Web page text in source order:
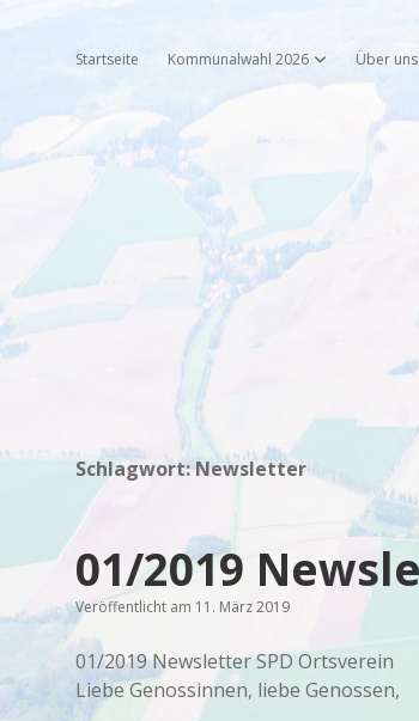
Startseite Kommunalwahl 2026 Dropdown-Über uns
Schlagwort:Newsletter
01/2019
Veröffentlicht am 11. März 2019
01/2019 Newsletter SPD Ortsverein
Liebe Genossinnen, liebe Genossen,